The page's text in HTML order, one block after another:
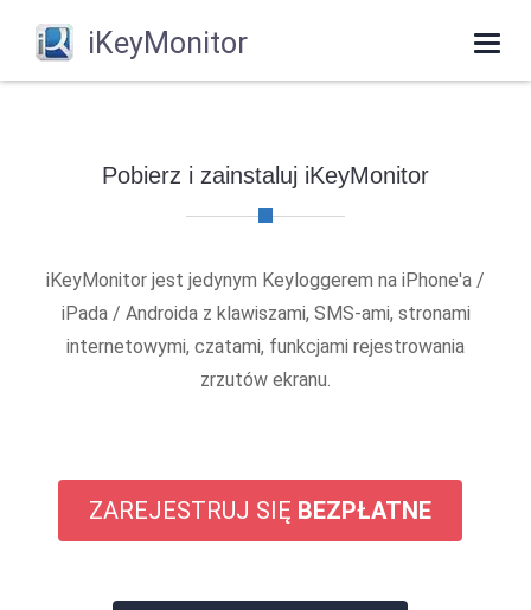
iKeyMonitor
Pobierz i zainstaluj iKeyMonitor
iKeyMonitor jest jedynym Keyloggerem na iPhone'a /
iPada / Androida z klawiszami, SMS-ami, stronami
internetowymi, czatami, funkcjami rejestrowania
zrzutów ekranu.
ZAREJESTRUJ SIĘ BEZPŁATNE